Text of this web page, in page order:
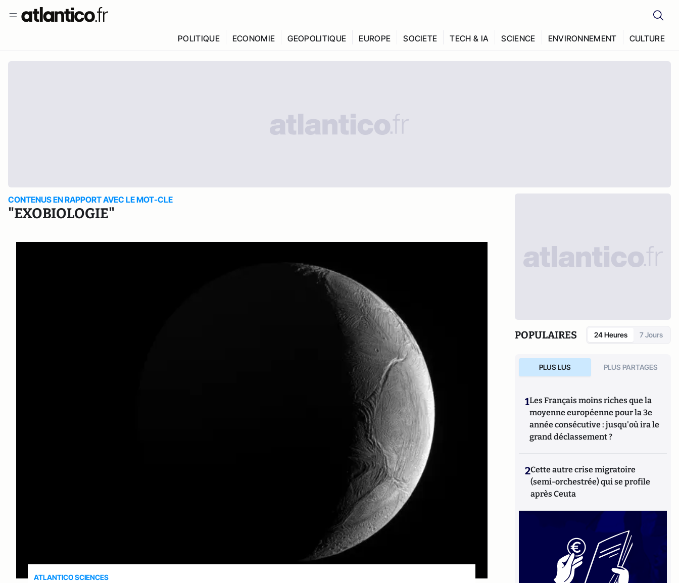
POLITIQUE ECONOMIE GEOPOLITIQUE EUROPE SOCIETE TECH & IA SCIENCE ENVIRONNEMENT CULTURE
CONTENUS EN RAPPORT AVEC LE MOT-CLE
"EXOBIOLOGIE"
ATLANTICO SCIENCES
POPULAIRES 24 Heures 7 Jours
PLUS LUS PLUS PARTAGES
1Les Français moins riches que la
moyenne européenne pour la 3e
année consécutive : jusqu'où ira le
grand déclassement ?
2Cette autre crise migratoire
(semi-orchestrée) qui se profile
après Ceuta